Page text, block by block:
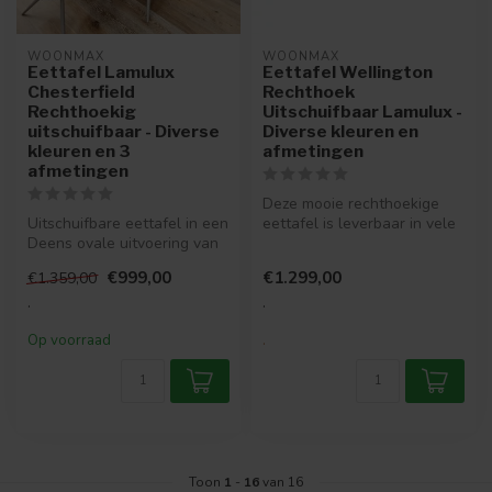
WOONMAX
Eettafel Lamulux
Chesterfield
Rechthoekig
uitschuifbaar - Diverse
kleuren en 3
afmetingen
Uitschuifbare eettafel in een
Deens ovale uitvoering van
€1.359,00 €999,00
.
Op voorraad
WOONMAX
Eettafel Wellington
Rechthoek
Uitschuifbaar Lamulux -
Diverse kleuren en
afmetingen
Deze mooie rechthoekige
eettafel is leverbaar in vele
€1.299,00
.
.
Toon 1 - 16van 16